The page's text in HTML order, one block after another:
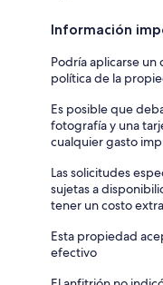
Información
Podría aplicarse
política de la
Es posible que
fotografía y una
cualquier gasto
Las solicitudes
sujetas a
tener un costo extra
Esta propiedad
efectivo